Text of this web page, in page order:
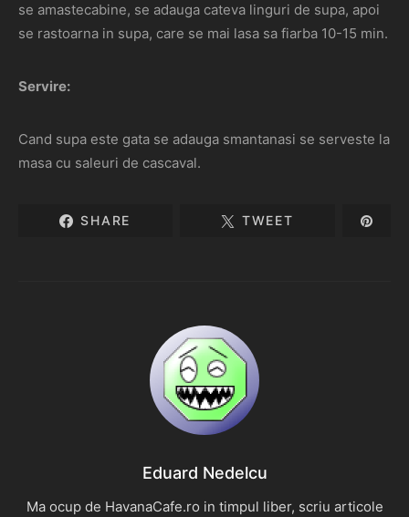
se amastecabine, se adauga cateva linguri de supa, apoi
se rastoarna in supa, care se mai lasa sa fiarba 10-15 min.
Servire:
Cand supa este gata se adauga smantanasi se serveste la
masa cu saleuri de cascaval.
SHARE TWEET
Eduard Nedelcu
Ma ocup de HavanaCafe.ro in timpul liber, scriu articole